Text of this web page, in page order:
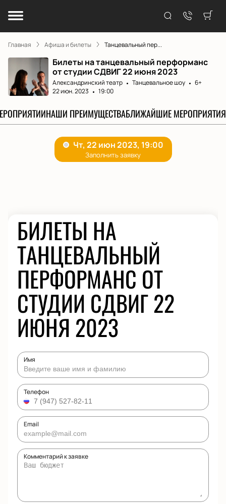
Главная Афиша и билеты Танцевальный пер...
Билеты на танцевальный перформанс
от студии СДВИГ 22 июня 2023
Александринский театр Танцевальное шоу
6+
22 июн. 2023
19:00
НАШИ ПРЕИМУЩЕСТВАБЛИЖАЙШИЕ МЕРОПРИЯТИЯ
БИЛЕТЫ НА
ТАНЦЕВАЛЬНЫЙ
ПЕРФОРМАНС ОТ
СТУДИИ СДВИГ 22
ИЮНЯ 2023
Имя
Телефон
Email
Комментарий к заявке